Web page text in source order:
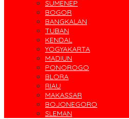
SUMENEP
BOGOR
BANGKALAN
TUBAN
KENDAL
YOGYAKARTA
MADIUN
PONOROGO
BLORA
RIAU
MAKASSAR
BOJONEGORO
SLEMAN